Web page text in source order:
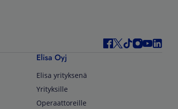
Elisa Oyj
Elisa yrityksenä
Yrityksille
Operaattoreille